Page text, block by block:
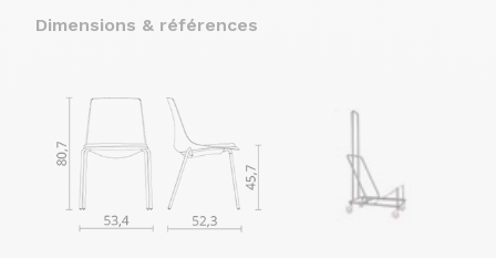
Dimensions & références